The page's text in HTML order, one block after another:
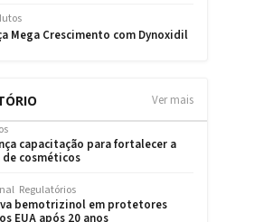
Ver mais
capacitação para fortalecer a
cosméticos
Regulatórios
bemotrizinol em protetores
EUA após 20 anos